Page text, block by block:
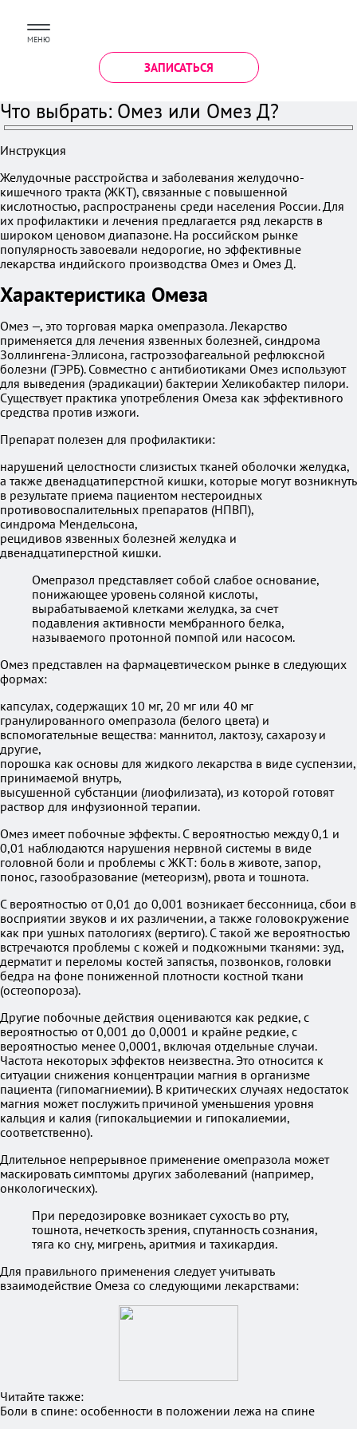
МЕНЮ
ЗАПИСАТЬСЯ
Что выбрать: Омез или Омез Д?
Инструкция
Желудочные расстройства и заболевания желудочно-
кишечного тракта (ЖКТ), связанные с повышенной
кислотностью, распространены среди населения России. Для
их профилактики и лечения предлагается ряд лекарств в
широком ценовом диапазоне. На российском рынке
популярность завоевали недорогие, но эффективные
лекарства индийского производства Омез и Омез Д.
Характеристика Омеза
Омез —, это торговая марка омепразола. Лекарство
применяется для лечения язвенных болезней, синдрома
Золлингена-Эллисона, гастроэзофагеальной рефлюксной
болезни (ГЭРБ). Совместно с антибиотиками Омез используют
для выведения (эрадикации) бактерии Хеликобактер пилори.
Существует практика употребления Омеза как эффективного
средства против изжоги.
Препарат полезен для профилактики:
нарушений целостности слизистых тканей оболочки желудка,
а также двенадцатиперстной кишки, которые могут возникнуть
в результате приема пациентом нестероидных
противовоспалительных препаратов (НПВП),
синдрома Мендельсона,
рецидивов язвенных болезней желудка и
двенадцатиперстной кишки.
Омепразол представляет собой слабое основание,
понижающее уровень соляной кислоты,
вырабатываемой клетками желудка, за счет
подавления активности мембранного белка,
называемого протонной помпой или насосом.
Омез представлен на фармацевтическом рынке в следующих
формах:
капсулах, содержащих 10 мг, 20 мг или 40 мг
гранулированного омепразола (белого цвета) и
вспомогательные вещества: маннитол, лактозу, сахарозу и
другие,
порошка как основы для жидкого лекарства в виде суспензии,
принимаемой внутрь,
высушенной субстанции (лиофилизата), из которой готовят
раствор для инфузионной терапии.
Омез имеет побочные эффекты. С вероятностью между 0,1 и
0,01 наблюдаются нарушения нервной системы в виде
головной боли и проблемы с ЖКТ: боль в животе, запор,
понос, газообразование (метеоризм), рвота и тошнота.
С вероятностью от 0,01 до 0,001 возникает бессонница, сбои в
восприятии звуков и их различении, а также головокружение
как при ушных патологиях (вертиго). С такой же вероятностью
встречаются проблемы с кожей и подкожными тканями: зуд,
дерматит и переломы костей запястья, позвонков, головки
бедра на фоне пониженной плотности костной ткани
(остеопороза).
Другие побочные действия оцениваются как редкие, с
вероятностью от 0,001 до 0,0001 и крайне редкие, с
вероятностью менее 0,0001, включая отдельные случаи.
Частота некоторых эффектов неизвестна. Это относится к
ситуации снижения концентрации магния в организме
пациента (гипомагниемии). В критических случаях недостаток
магния может послужить причиной уменьшения уровня
кальция и калия (гипокальциемии и гипокалиемии,
соответственно).
Длительное непрерывное применение омепразола может
маскировать симптомы других заболеваний (например,
онкологических).
При передозировке возникает сухость во рту,
тошнота, нечеткость зрения, спутанность сознания,
тяга ко сну, мигрень, аритмия и тахикардия.
Для правильного применения следует учитывать
взаимодействие Омеза со следующими лекарствами:
Читайте также:
Боли в спине: особенности в положении лежа на спине